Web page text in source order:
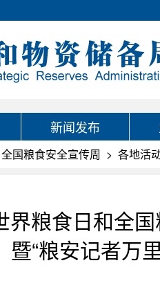
新闻发布
国粮食安全宣传周 > 各地活
界粮食日和全
暨“粮安记者万